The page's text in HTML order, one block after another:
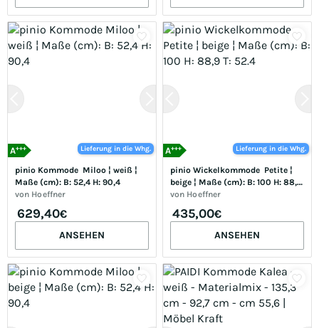
Lieferung in die Whg.
A+++
pinio Kommode  Miloo ¦ weiß ¦
Maße (cm): B: 52,4 H: 90,4
von Hoeffner
629,40€
ANSEHEN
Lieferung in die Whg.
A+++
pinio Wickelkommode  Petite ¦
beige ¦ Maße (cm): B: 100 H: 88,9
T: 52.4
von Hoeffner
435,00€
ANSEHEN